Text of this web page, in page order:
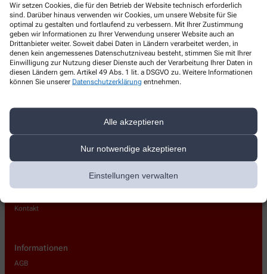
Wir setzen Cookies, die für den Betrieb der Website technisch erforderlich
sind. Darüber hinaus verwenden wir Cookies, um unsere Website für Sie
optimal zu gestalten und fortlaufend zu verbessern. Mit Ihrer Zustimmung
geben wir Informationen zu Ihrer Verwendung unserer Website auch an
Drittanbieter weiter. Soweit dabei Daten in Ländern verarbeitet werden, in
denen kein angemessenes Datenschutzniveau besteht, stimmen Sie mit Ihrer
Einwilligung zur Nutzung dieser Dienste auch der Verarbeitung Ihrer Daten in
diesen Ländern gem. Artikel 49 Abs. 1 lit. a DSGVO zu. Weitere Informationen
können Sie unserer Datenschutzerklärung entnehmen.
Alle akzeptieren
Nur notwendige akzeptieren
Einstellungen verwalten
Rosen-Apotheke
Friedrich-Hegel-Str. 116,58239 Schwerte
+49-2304/8 31 00
+49-2304/83 03 18
Über uns
Kontakt
Informationen
AGB